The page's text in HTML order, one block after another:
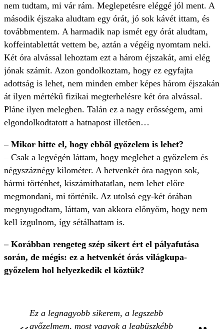
nem tudtam, mi vár rám. Meglepetésre eléggé jól ment. A
második éjszaka aludtam egy órát, jó sok kávét ittam, és
továbbmentem. A harmadik nap ismét egy órát aludtam,
koffeintablettát vettem be, aztán a végéig nyomtam neki.
Két óra alvással lehoztam ezt a három éjszakát, ami elég
jónak számít. Azon gondolkoztam, hogy ez egyfajta
adottság is lehet, nem minden ember képes három éjszakán
át ilyen mértékű fizikai megterhelésre két óra alvással.
Pláne ilyen melegben. Talán ez a nagy erősségem, ami
elgondolkodtatott a hatnapost illetően…
– Mikor hitte el, hogy ebből győzelem is lehet?
– Csak a legvégén láttam, hogy meglehet a győzelem és
négyszáznégy kilométer. A hetvenkét óra nagyon sok,
bármi történhet, kiszámíthatatlan, nem lehet előre
megmondani, mi történik. Az utolsó egy-két órában
megnyugodtam, láttam, van akkora előnyöm, hogy nem
kell izgulnom, így sétálhattam is.
– Korábban rengeteg szép sikert ért el pályafutása
során, de mégis: ez a hetvenkét órás világkupa-
győzelem hol helyezkedik el köztük?
Ez a legnagyobb sikerem, a legszebb
győzelmem, most vagyok a legbüszkébb